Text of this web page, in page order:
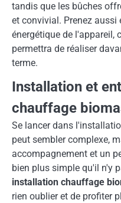
tandis que les bûches
et convivial. Prenez
énergétique de l'appareil,
permettra de réaliser
terme.
Installation et
chauffage
Se lancer dans
peut sembler complexe,
accompagnement et un
bien plus simple qu'il n'y
installation chauffage
rien oublier et de profiter